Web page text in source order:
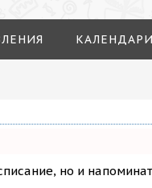
КАЛЕНДАРИ
но и